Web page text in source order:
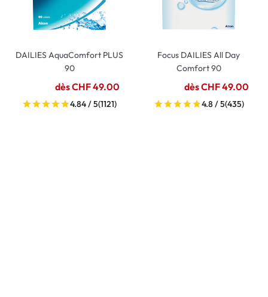
DAILIES AquaComfort PLUS
90
dès CHF 49.00
4.84 / 5(1121)
Focus DAILIES All Day
Comfort 90
dès CHF 49.00
4.8 / 5(435)